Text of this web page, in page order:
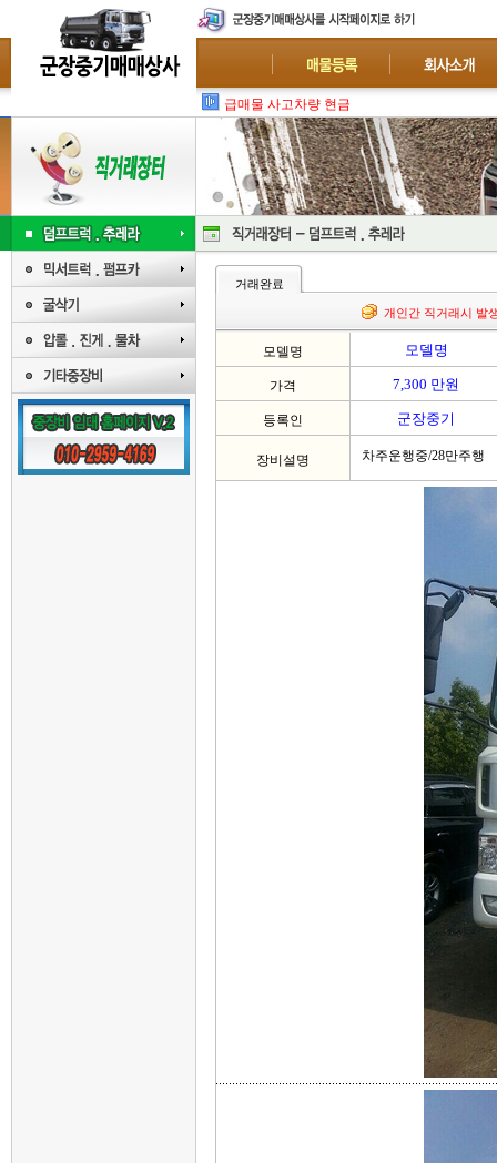
급매물 사고차량 현금 일시불 매입
거래완료
개인간 직거래시 발
모델명 모델명
가격 7,300 만원
등록인 군장중기
장비설명 차주운행중/28만주행